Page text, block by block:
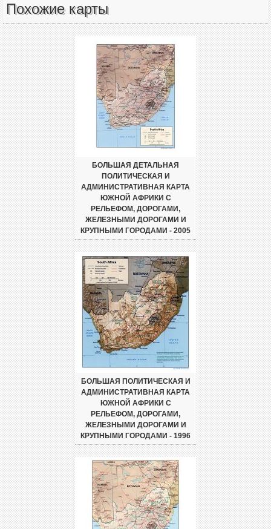
Похожие карты
БОЛЬШАЯ ДЕТАЛЬНАЯ
ПОЛИТИЧЕСКАЯ И
АДМИНИСТРАТИВНАЯ КАРТА
ЮЖНОЙ АФРИКИ С
РЕЛЬЕФОМ, ДОРОГАМИ,
ЖЕЛЕЗНЫМИ ДОРОГАМИ И
КРУПНЫМИ ГОРОДАМИ - 2005
БОЛЬШАЯ ПОЛИТИЧЕСКАЯ И
АДМИНИСТРАТИВНАЯ КАРТА
ЮЖНОЙ АФРИКИ С
РЕЛЬЕФОМ, ДОРОГАМИ,
ЖЕЛЕЗНЫМИ ДОРОГАМИ И
КРУПНЫМИ ГОРОДАМИ - 1996